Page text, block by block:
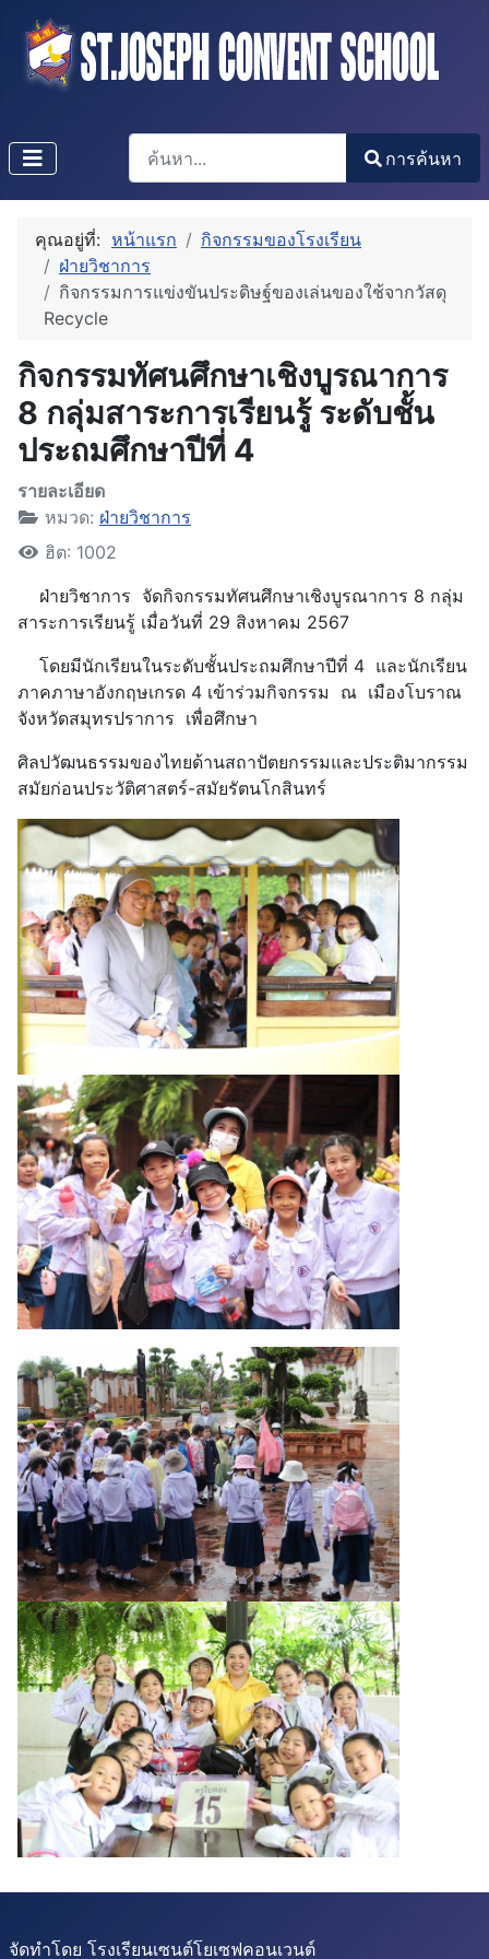
การค้นหา
Type 2 or more characters for results.
การค้นหา
คุณอยู่ที่: หน้าแรก
กิจกรรมของโรงเรียน
ฝ่ายวิชาการ
กิจกรรมการแข่งขันประดิษฐ์ของเล่นของใช้จากวัสดุ
Recycle
กิจกรรมทัศนศึกษาเชิงบูรณาการ
8 กลุ่มสาระการเรียนรู้ ระดับชั้น
ประถมศึกษาปีที่ 4
รายละเอียด
หมวด: ฝ่ายวิชาการ
ฮิต: 1002
ฝ่ายวิชาการ จัดกิจกรรมทัศนศึกษาเชิงบูรณาการ 8 กลุ่ม
สาระการเรียนรู้ เมื่อวันที่ 29 สิงหาคม 2567
โดยมีนักเรียนในระดับชั้นประถมศึกษาปีที่ 4 และนักเรียน
ภาคภาษาอังกฤษเกรด 4 เข้าร่วมกิจกรรม ณ เมืองโบราณ
จังหวัดสมุทรปราการ เพื่อศึกษา
ศิลปวัฒนธรรมของไทยด้านสถาปัตยกรรมและประติมากรรม
สมัยก่อนประวัติศาสตร์-สมัยรัตนโกสินทร์
จัดทำโดย โรงเรียนเซนต์โยเซฟคอนเวนต์